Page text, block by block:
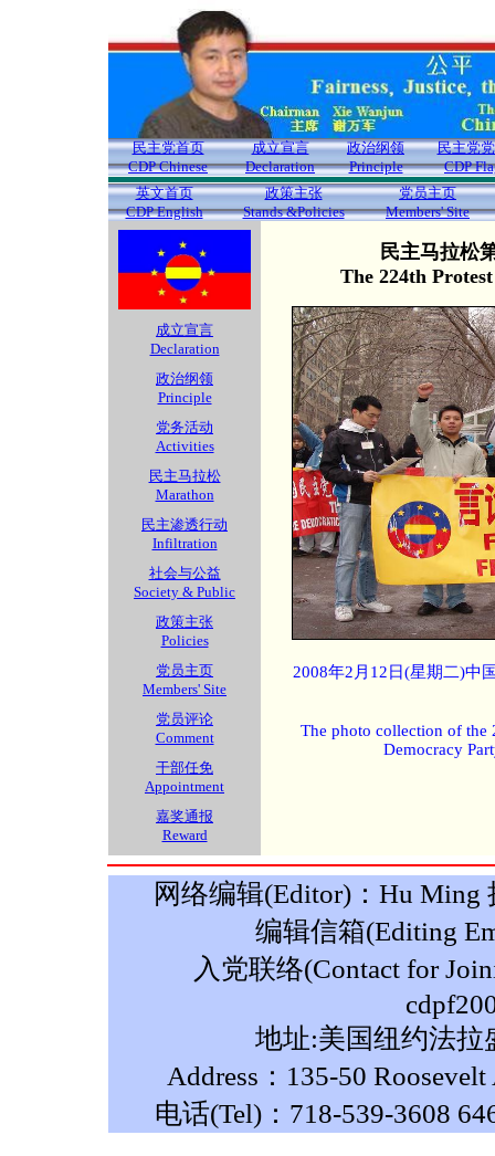
民主党首页
CDP Chinese
成立宣言
Declaration
政治纲领
Principle
民主党
CDP
英文首页
CDP English
政策主张
Stands &Policies
党员主页
Members' Site
成立宣言
Declaration
政治纲领
Principle
党务活动
Activities
民主马拉松
Marathon
民主渗透行动
Infiltration
社会与公益
Society & Public
政策主张
Policies
党员主页
Members' Site
党员评论
Comment
干部任免
Appointment
嘉奖通报
Reward
民主马拉松
The 224th
2008年2月12日(星期二)中
The photo collection of the
Democracy
网络编辑(Editor)：Hu Ming
编辑信箱(Editing
入党联络(Contact for
地址:美国纽约法拉
Address：135-50
电话(Tel)：718-539-3608